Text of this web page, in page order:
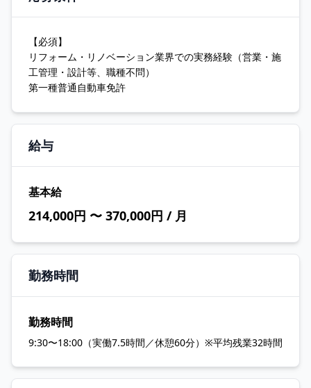
【必須】
リフォーム・リノベーション業界での実務経験（営業・施
工管理・設計等、職種不問）
第一種普通自動車免許
給与
基本給
214,000円 〜 370,000円 / 月
勤務時間
勤務時間
9:30〜18:00（実働7.5時間／休憩60分）※平均残業32時間